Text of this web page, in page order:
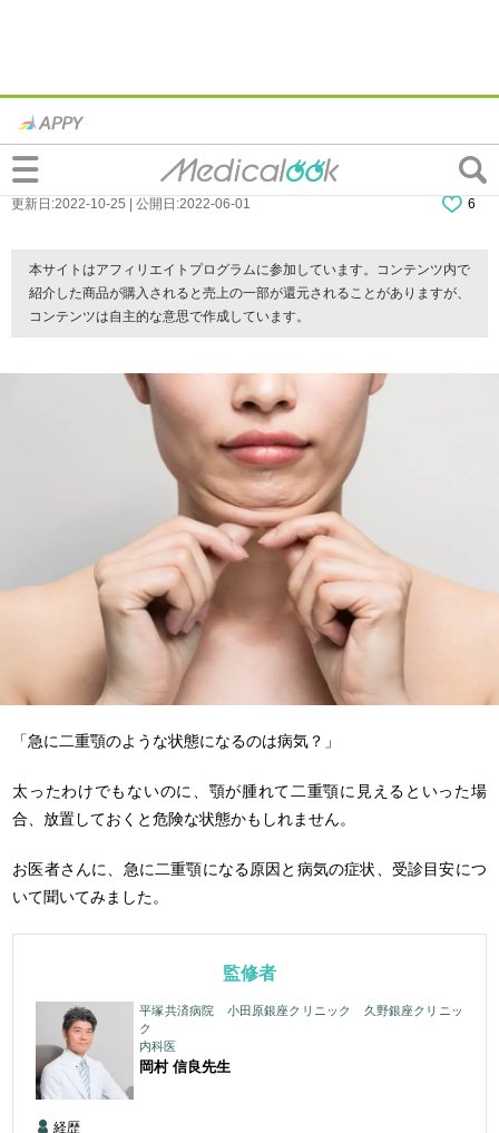
なぜ？「急に二重顎」がでる原因。病気か
もしれないってホント？受診目安も
更新日:2022-10-25 | 公開日:2022-06-01 6
本サイトはアフィリエイトプログラムに参加しています。コンテンツ内で
紹介した商品が購入されると売上の一部が還元されることがありますが、
コンテンツは自主的な意思で作成しています。
「急に二重顎のような状態になるのは病気？」
太ったわけでもないのに、顎が腫れて二重顎に見えるといった場
合、放置しておくと危険な状態かもしれません。
お医者さんに、急に二重顎になる原因と病気の症状、受診目安につ
いて聞いてみました。
監修者
平塚共済病院 小田原銀座クリニック 久野銀座クリニッ
ク
内科医
岡村 信良先生
経歴